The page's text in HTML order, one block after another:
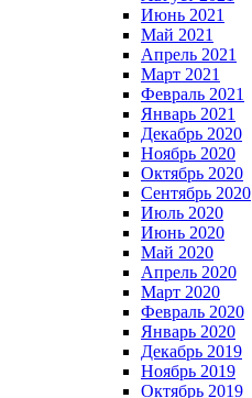
Июнь 2021
Май 2021
Апрель 2021
Март 2021
Февраль 2021
Январь 2021
Декабрь 2020
Ноябрь 2020
Октябрь 2020
Сентябрь 2020
Июль 2020
Июнь 2020
Май 2020
Апрель 2020
Март 2020
Февраль 2020
Январь 2020
Декабрь 2019
Ноябрь 2019
Октябрь 2019